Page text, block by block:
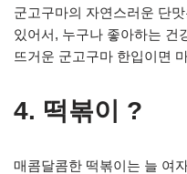
군고구마의 자연스러운 단
있어서, 누구나 좋아하는 건
뜨거운 군고구마 한입이면
4. 떡볶이 ?️
매콤달콤한 떡볶이는 늘 여